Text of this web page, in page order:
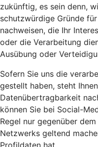
zukünftig, es sein denn,
schutzwürdige Gründe
nachweisen, die Ihr
oder die Verarbeitung
Ausübung oder
Sofern Sie uns die
gestellt haben, steht
Datenübertragbarkeit
können Sie bei Social-
Regel nur gegenüber
Netzwerks geltend
Profildaten hat.